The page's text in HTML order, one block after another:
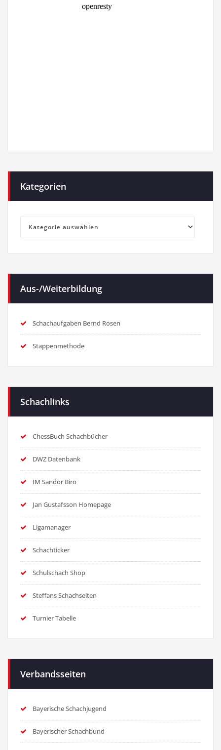
Kategorien
Kategorien
Aus-/Weiterbildung
Schachaufgaben Bernd Rosen
Stappenmethode
Schachlinks
ChessBuch Schachbücher
DWZ Datenbank
IM Sandor Biro
Jan Gustafsson Homepage
Ligamanager
Schachticker
Schulschach Shop
Steffans Schachseiten
Turnier Tabelle
Verbandsseiten
Bayerische Schachjugend
Bayerischer Schachbund